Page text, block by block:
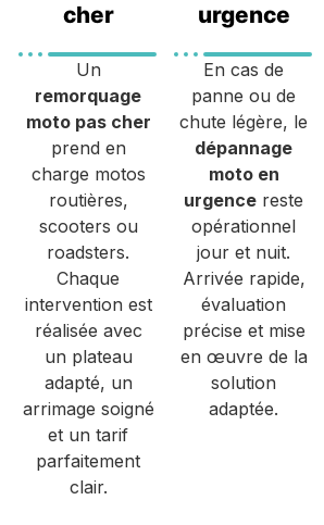
cher
Un
remorquage
moto pas cher
prend en
charge motos
routières,
scooters ou
roadsters.
Chaque
intervention est
réalisée avec
un plateau
adapté, un
arrimage soigné
et un tarif
parfaitement
clair.
urgence
En cas de
panne ou de
chute légère, le
dépannage
moto en
urgence reste
opérationnel
jour et nuit.
Arrivée rapide,
évaluation
précise et mise
en œuvre de la
solution
adaptée.